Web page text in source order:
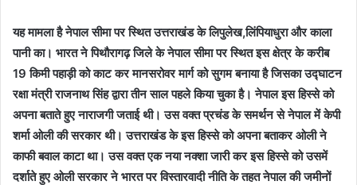
यह मामला है नेपाल सीमा पर स्थित उत्तराखंड के लिपुलेख,लिंपियाधुरा और काला
पानी का। भारत ने पिथौरागढ़ जिले के नेपाल सीमा पर स्थित इस क्षेत्र के करीब
19 किमी पहाड़ी को काट कर मानसरोवर मार्ग को सुगम बनाया है जिसका उद्घाटन
रक्षा मंत्री राजनाथ सिंह द्वारा तीन साल पहले किया चुका है। नेपाल इस हिस्से को
अपना बताते हुए नाराजगी जताई थी। उस वक्त प्रचंड के समर्थन से नेपाल में केपी
शर्मा ओली की सरकार थी। उत्तराखंड के इस हिस्से को अपना बताकर ओली ने
काफी बवाल काटा था। उस वक्त एक नया नक्शा जारी कर इस हिस्से को उसमें
दर्शाते हुए ओली सरकार ने भारत पर विस्तारवादी नीति के तहत नेपाल की जमीनों